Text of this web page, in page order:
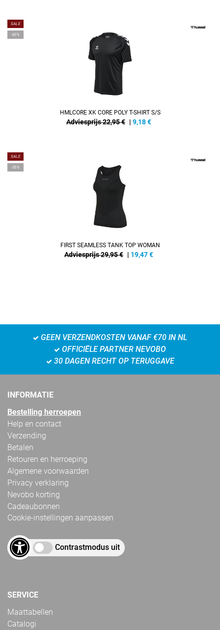
SALE
-60%
HMLCORE XK CORE POLY T-SHIRT S/S
Adviesprijs 22,95 € | 9,18€
SALE
-35%
FIRST SEAMLESS TANK TOP WOMAN
Adviesprijs 29,95 € | 19,47€
GEEN VERZENDKOSTEN VANAF €70 IN NL
OFFICIËLE PARTNER NEVOBO
30 DAGEN RECHT OP TERUGGAVE
INFORMATIE
Bestelling herroepen
Help en contact
Verzending
Betalen
Retouren en herroeping
Algemene voorwaarden
Privacy verklaring
Nevobo korting
Cadeaubonnen
Cookie-instellingen aanpassen
Contrastmodus uit
SERVICE
Maattabellen
Catalogi